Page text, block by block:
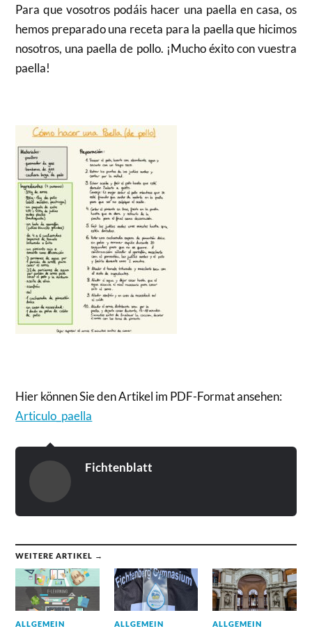
Para que vosotros podáis hacer una paella en casa, os
hemos preparado una receta para la paella que hicimos
nosotros, una paella de pollo. ¡Mucho éxito con vuestra
paella!
Hier können Sie den Artikel im PDF-Format ansehen:
Articulo_paella
Fichtenblatt
WEITERE ARTIKEL →
ALLGEMEIN ALLGEMEIN ALLGEMEIN